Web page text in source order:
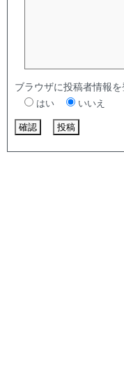
ブラウザに投稿者情報
はい いいえ